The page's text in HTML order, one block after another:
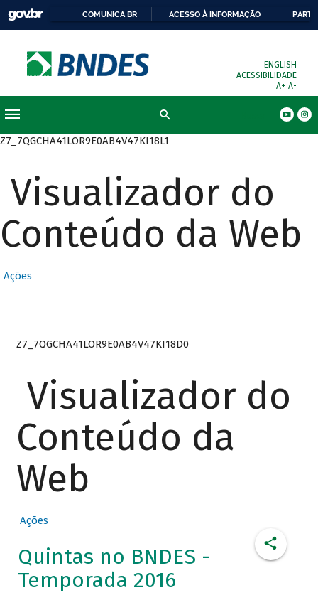
COMUNICA BR ACESSO À INFORMAÇÃO
ENGLISH
ACESSIBILIDADE
A+ A-
Z7_7QGCHA41LOR9E0AB4V47KI18L1
Visualizador do
Conteúdo da Web
Ações
Z7_7QGCHA41LOR9E0AB4V47KI18D0
Visualizador do
Conteúdo da
Web
Ações
Quintas no BNDES -
Temporada 2016